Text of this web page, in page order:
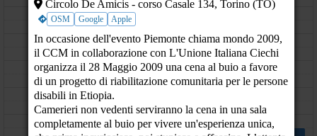
09
10
11
12
13
Circolo De Amicis - corso Casale 134, Torino (TO)
OSM Google Apple
In occasione dell'evento Piemonte chiama mondo 2009,
il CCM in collaborazione con L'Unione Italiana Ciechi
organizza il 28 Maggio 2009 una cena al buio a favore
di un progetto di riabilitazione comunitaria per le persone
disabili in Etiopia.
Camerieri non vedenti serviranno la cena in una sala
completamente al buio per vivere un'esperienza unica,